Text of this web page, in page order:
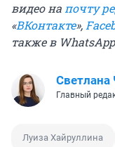
видео напочту
«ВКонтакте»,
также в
Светлана
Главный
Луиза Хайруллина